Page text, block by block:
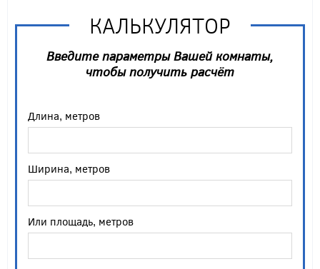
КАЛЬКУЛЯТОР
Введите параметры Вашей комнаты,
чтобы получить расчёт
Длина, метров
Ширина, метров
Или площадь, метров